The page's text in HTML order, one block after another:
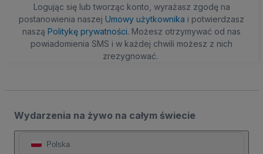
Logując się lub tworząc konto, wyrażasz zgodę na
postanowienia naszej Umowy użytkownika i potwierdzasz
naszą Politykę prywatności. Możesz otrzymywać od nas
powiadomienia SMS i w każdej chwili możesz z nich
zrezygnować.
Wydarzenia na żywo na całym świecie
Polska